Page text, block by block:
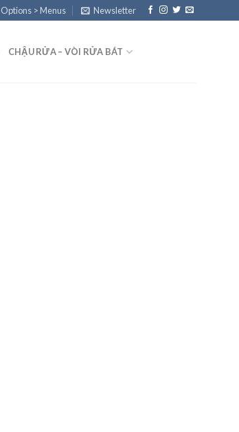
> Menus Newsletter
CHẬU RỬA – VÒI RỬA BÁT